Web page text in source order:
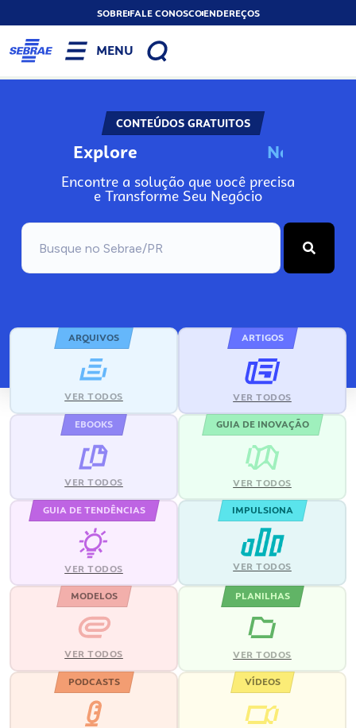
SOBREFALE CONOSCOENDEREÇOS
MENU
CONTEÚDOS GRATUITOS
Explore No
Encontre a solução que você precisa
e Transforme Seu Negócio
ARQUIVOS
VER TODOS
ARTIGOS
VER TODOS
EBOOKS
VER TODOS
GUIA DE INOVAÇÃO
VER TODOS
GUIA DE TENDÊNCIAS
VER TODOS
IMPULSIONA
VER TODOS
MODELOS
VER TODOS
PLANILHAS
VER TODOS
PODCASTS VÍDEOS